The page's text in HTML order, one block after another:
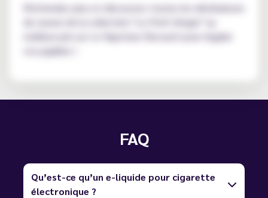
N'attendez plus et découvrez toutes les déclinaisons
de saveur de la collection "Le Petit Verger" au
meilleur prix sur Le Vapoteur Discount pour régaler
vos papilles !
FAQ
Qu’est-ce qu’un e-liquide pour cigarette
électronique ?